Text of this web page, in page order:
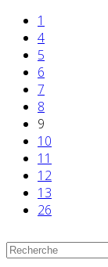
1
4
5
6
7
8
9
10
11
12
13
26